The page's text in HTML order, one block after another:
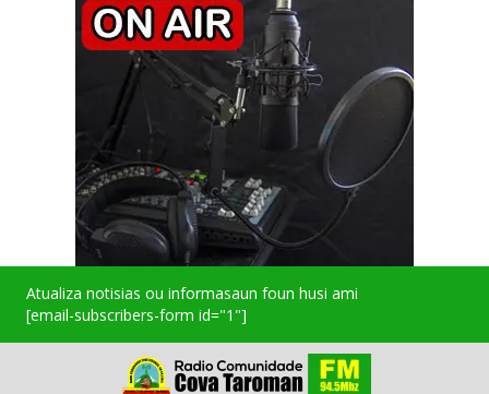
Atualiza notisias ou informasaun foun husi ami
[email-subscribers-form id="1"]